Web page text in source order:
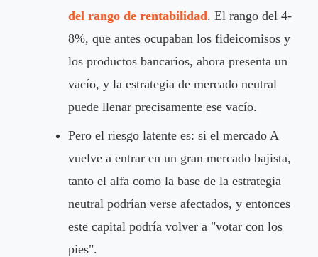
del rango de rentabilidad. El rango del 4-
8%, que antes ocupaban los fideicomisos y
los productos bancarios, ahora presenta un
vacío, y la estrategia de mercado neutral
puede llenar precisamente ese vacío.
Pero el riesgo latente es: si el mercado A
vuelve a entrar en un gran mercado bajista,
tanto el alfa como la base de la estrategia
neutral podrían verse afectados, y entonces
este capital podría volver a "votar con los
pies".